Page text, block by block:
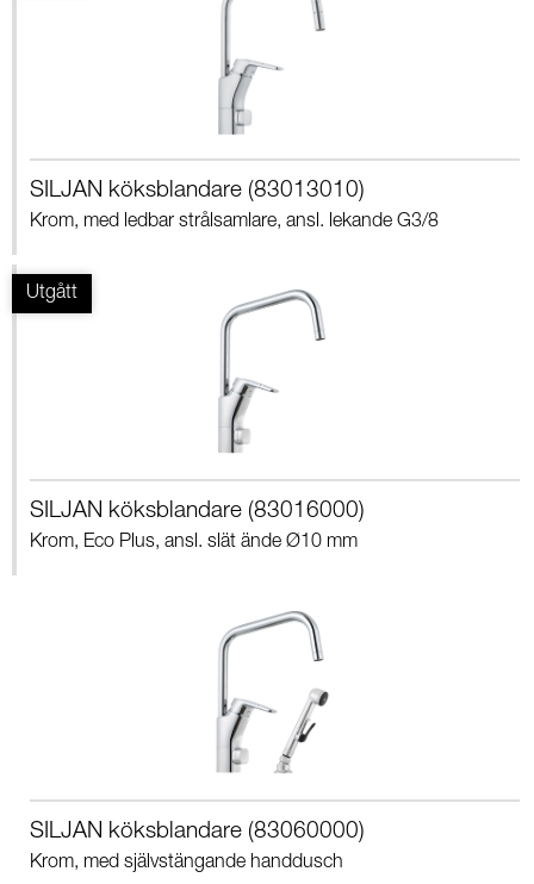
SILJAN köksblandare (83013010)
Krom, med ledbar strålsamlare, ansl. lekande G3/8
SILJAN köksblandare (83016000)
Krom, Eco Plus, ansl. slät ände Ø10 mm
SILJAN köksblandare (83060000)
Krom, med självstängande handdusch